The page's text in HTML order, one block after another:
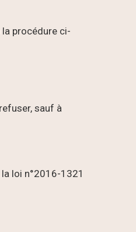
procédure ci-
sauf à
loi n°2016-1321